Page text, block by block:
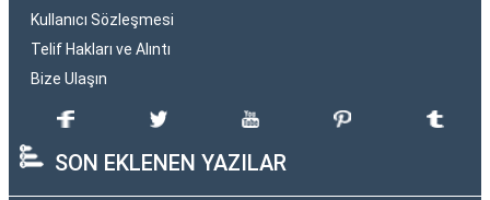
Kullanıcı Sözleşmesi
Telif Hakları ve Alıntı
Bize Ulaşın
SON EKLENEN YAZILAR